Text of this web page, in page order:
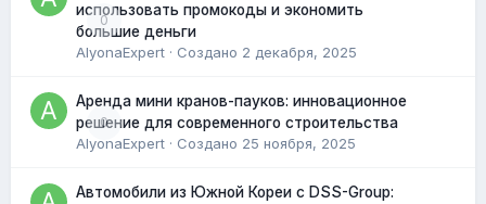
0
использовать промокоды и экономить
большие деньги
AlyonaExpert · Создано 2 декабря, 2025
0
Аренда мини кранов-пауков: инновационное
решение для современного строительства
AlyonaExpert · Создано 25 ноября, 2025
Автомобили из Южной Кореи с DSS-Group: